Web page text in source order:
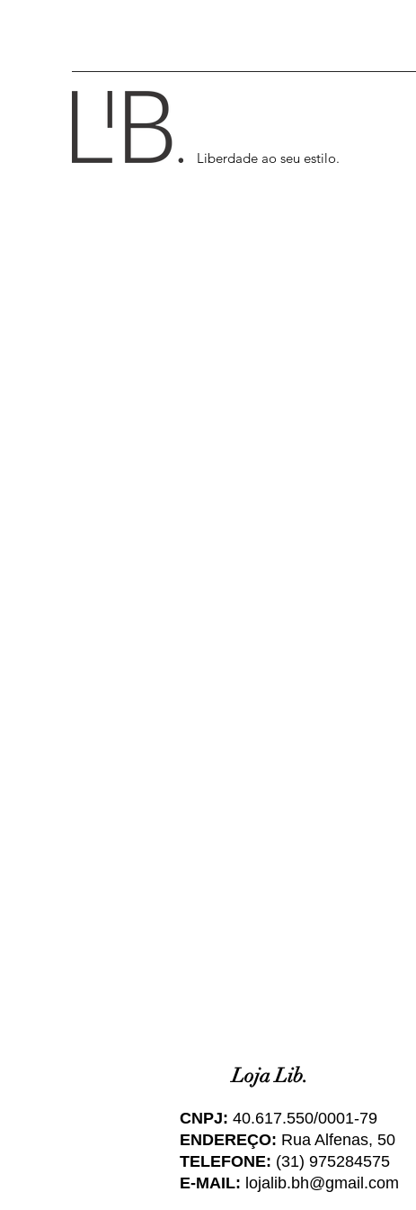
Liberdade ao seu estilo.
Loja Lib.
CNPJ: 40.617.550/0001-79
ENDEREÇO: Rua Alfenas, 50
TELEFONE: (31) 975284575
E-MAIL: lojalib.bh@gmail.com